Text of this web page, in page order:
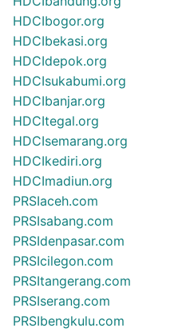
HDCIbogor.org
HDCIbekasi.org
HDCIdepok.org
HDCIsukabumi.org
HDCIbanjar.org
HDCItegal.org
HDCIsemarang.org
HDCIkediri.org
HDCImadiun.org
PRSIaceh.com
PRSIsabang.com
PRSIdenpasar.com
PRSIcilegon.com
PRSItangerang.com
PRSIserang.com
PRSIbengkulu.com